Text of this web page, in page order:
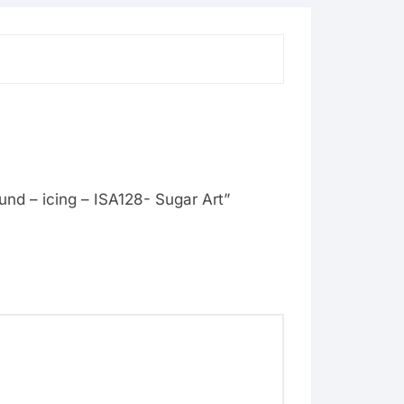
– icing – ISA128- Sugar Art”